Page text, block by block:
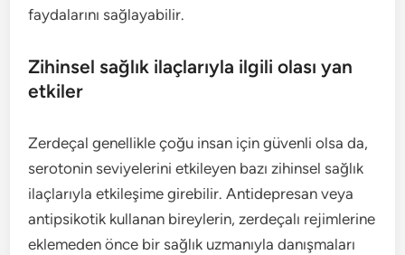
faydalarını sağlayabilir.
Zihinsel sağlık ilaçlarıyla ilgili olası yan
etkiler
Zerdeçal genellikle çoğu insan için güvenli olsa da,
serotonin seviyelerini etkileyen bazı zihinsel sağlık
ilaçlarıyla etkileşime girebilir. Antidepresan veya
antipsikotik kullanan bireylerin, zerdeçalı rejimlerine
eklemeden önce bir sağlık uzmanıyla danışmaları